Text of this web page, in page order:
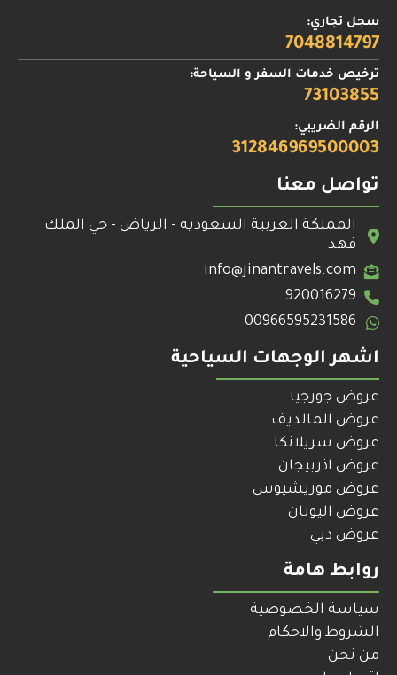
سجل تجاري:
7048814797
ترخيص خدمات السفر و السياحة:
73103855
الرقم الضريبي:
312846969500003
تواصل معنا
المملكة العربية السعوديه - الرياض - حي الملك
فهد
info@jinantravels.com
920016279
00966595231586
اشهر الوجهات السياحية
عروض جورجيا
عروض المالديف
عروض سريلانكا
عروض اذربيجان
عروض موريشيوس
عروض اليونان
عروض دبي
روابط هامة
سياسة الخصوصية
الشروط والاحكام
من نحن